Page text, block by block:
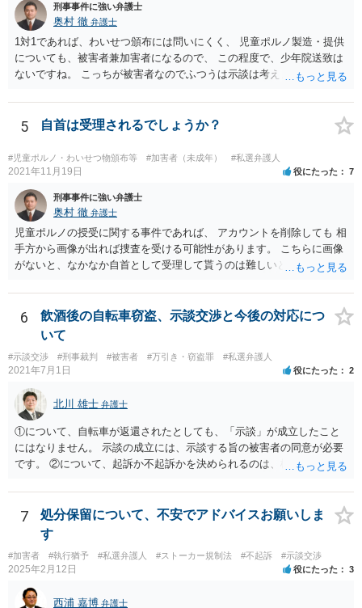
刑事事件に強い弁護士
奥村 徹 弁護士
1対1であれば、わいせつ頒布には問いにくく、 児童ポルノ製造・提供
についても、被害者兼加害者になるので、 この程度で、少年院送致は
ないですね。 こっちが被害者なのでふつうは示談は考えません。 少年
5 自首は受理されるでしょうか？
#児童ポルノ・わいせつ物頒布等 #加害者（未成年） #私選弁護人
2021年11月19日 役にたった 7
刑事事件に強い弁護士
奥村 徹 弁護士
児童ポルノの授受に関する事件であれば、 アカウントを削除しても 相
手方から画像が出れば捜査を受ける可能性があります。 こちらに画像
がないと、なかなか自首として受理して貰うのは難しいと思います
と、相手方からの捜査が来たときに、逮捕の必要性が少なくなるとい
う効果が得られることがあって、実際に相手方からの捜査が及んだけ
れど、逮捕されなかった事例もあります。
6
飲酒後の自転車窃盗、示談交渉と今後の対応につ
いて
#示談交渉 #刑事裁判 #被害者 #万引き・窃盗罪 #私選弁護人
2021年7月1日 役にたった 2
北川 雄士 弁護士
①について、自転車が返還されたとしても、「示談」が成立したこと
にはなりません。 示談の成立には、示談する旨の被害者の同意が必要
です。 ②について、起訴か不起訴かを決められるのは、検察官のみで
ますが、警察官の個人的な見立てに過ぎません。 ③について、一般
に、示談を行うとすれば少しでも早い方がいいです。 被害者の動きを
待って、ということは通常しません。 ④について、示談をされたいと
いうことであれば、弁護士に依頼され、弁護士を通じて警察に対し、
被害者の連絡先を教えてもらえないかとお願いする方法があります。
最終的に応じるかは被害者の意向次第ですが、「加害者」本人に被害
者の情報を伝えるというのはなかなか応じてもらうのは難しいです
7
処分保留について、不安でアドバイスお願いしま
す
#加害者 #執行猶予 #私選弁護人 #ストーカー規制法 #不起訴 #示談交渉
2025年2月12日 役にたった 3
西浦 嘉博 弁護士